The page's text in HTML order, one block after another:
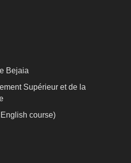
Bejaia
Supérieur et de la
course)